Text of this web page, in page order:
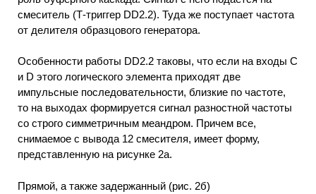
смеситель (Т-триггер DD2.2). Туда же поступает частота
от делителя образцового генератора.
Особенности работы DD2.2 таковы, что если на входы С
и D этого логического элемента приходят две
импульсные последовательности, близкие по частоте,
то на выходах формируется сигнал разностной частоты
со строго симметричным меандром. Причем все,
снимаемое с вывода 12 смесителя, имеет форму,
представленную на рисунке 2а.
Прямой, а также задержанный (рис. 2б)